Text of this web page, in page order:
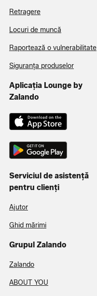
Retragere
Locuri de muncă
Raportează o vulnerabilitate
Siguranța produselor
Aplicația Lounge by
Zalando
Serviciul de asistență
pentru clienți
Ajutor
Ghid mărimi
Grupul Zalando
Zalando
ABOUT YOU